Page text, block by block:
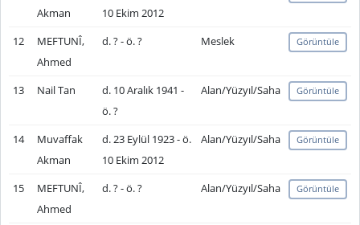
Akman
10 Ekim 2012
12
MEFTUNÎ,
Ahmed
d. ? - ö. ? Meslek Görüntüle
13 Nail Tan
d. 10 Aralık 1941 -
ö. ?
Alan/Yüzyıl/Saha Görüntüle
14
Muvaffak
Akman
d. 23 Eylül 1923 - ö.
10 Ekim 2012
Alan/Yüzyıl/Saha Görüntüle
15
MEFTUNÎ,
Ahmed
d. ? - ö. ? Alan/Yüzyıl/Saha Görüntüle